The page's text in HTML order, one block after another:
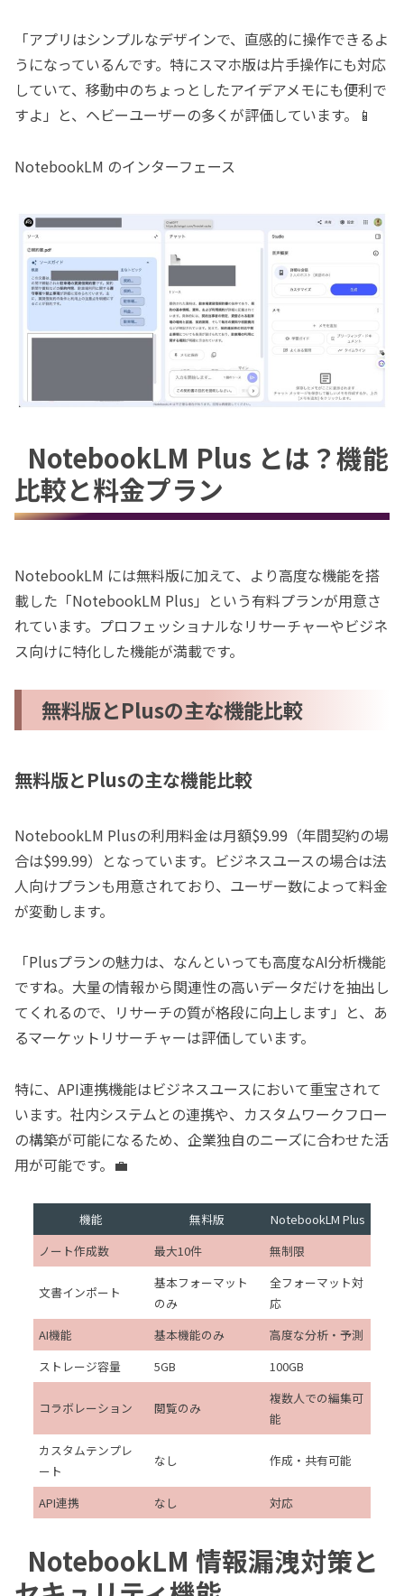
「アプリはシンプルなデザインで、直感的に操作できるよ
うになっているんです。特にスマホ版は片手操作にも対応
していて、移動中のちょっとしたアイデアメモにも便利で
すよ」と、ヘビーユーザーの多くが評価しています。📱
NotebookLM のインターフェース
NotebookLM Plus とは？機能
比較と料金プラン
NotebookLM には無料版に加えて、より高度な機能を搭
載した「NotebookLM Plus」という有料プランが用意さ
れています。プロフェッショナルなリサーチャーやビジネ
ス向けに特化した機能が満載です。
無料版とPlusの主な機能比較
無料版とPlusの主な機能比較
NotebookLM Plusの利用料金は月額$9.99（年間契約の場
合は$99.99）となっています。ビジネスユースの場合は法
人向けプランも用意されており、ユーザー数によって料金
が変動します。
「Plusプランの魅力は、なんといっても高度なAI分析機能
ですね。大量の情報から関連性の高いデータだけを抽出し
てくれるので、リサーチの質が格段に向上します」と、あ
るマーケットリサーチャーは評価しています。
特に、API連携機能はビジネスユースにおいて重宝されて
います。社内システムとの連携や、カスタムワークフロー
の構築が可能になるため、企業独自のニーズに合わせた活
用が可能です。💼
機能 無料版
NotebookLM Plus
ノート作成数
最大10件 無制限
文書インポート
基本フォーマット
のみ
全フォーマット対
応
AI機能
基本機能のみ
高度な分析・予測
ストレージ容量
5GB 100GB
コラボレーション 閲覧のみ
複数人での編集可
能
カスタムテンプレ
ート
なし 作成・共有可能
API連携 なし 対応
NotebookLM 情報漏洩対策と